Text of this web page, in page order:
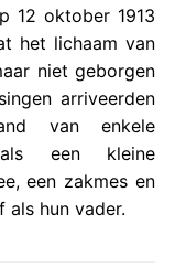
12 oktober 1913
het lichaam van
niet geborgen
arriveerden
van enkele
een kleine
een zakmes en
als hun vader.